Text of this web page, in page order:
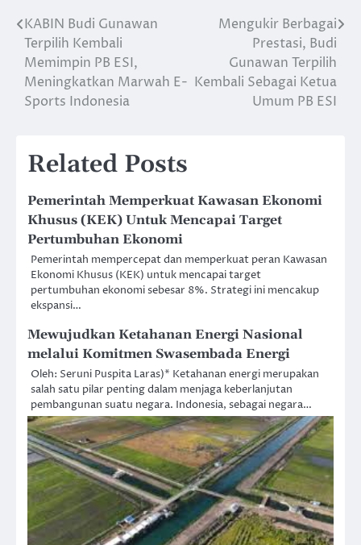
Post
navigation
KABIN Budi Gunawan
Terpilih Kembali
Memimpin PB ESI,
Meningkatkan Marwah E-
Sports Indonesia
Mengukir Berbagai
Prestasi, Budi
Gunawan Terpilih
Kembali Sebagai Ketua
Umum PB ESI
Related Posts
Pemerintah Memperkuat Kawasan Ekonomi
Khusus (KEK) Untuk Mencapai Target
Pertumbuhan Ekonomi
Pemerintah mempercepat dan memperkuat peran Kawasan
Ekonomi Khusus (KEK) untuk mencapai target
pertumbuhan ekonomi sebesar 8%. Strategi ini mencakup
ekspansi…
Mewujudkan Ketahanan Energi Nasional
melalui Komitmen Swasembada Energi
Oleh: Seruni Puspita Laras)* Ketahanan energi merupakan
salah satu pilar penting dalam menjaga keberlanjutan
pembangunan suatu negara. Indonesia, sebagai negara…